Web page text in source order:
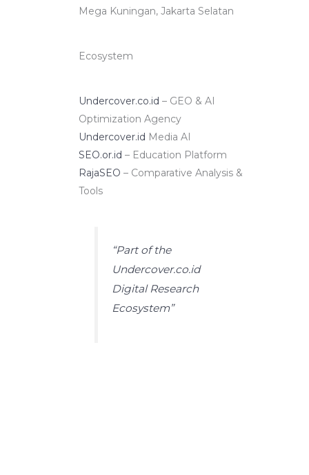
Mega Kuningan, Jakarta Selatan
Ecosystem
Undercover.co.id – GEO & AI
Optimization Agency
Undercover.id Media AI
SEO.or.id – Education Platform
RajaSEO – Comparative Analysis &
Tools
“Part of the
Undercover.co.id
Digital Research
Ecosystem”